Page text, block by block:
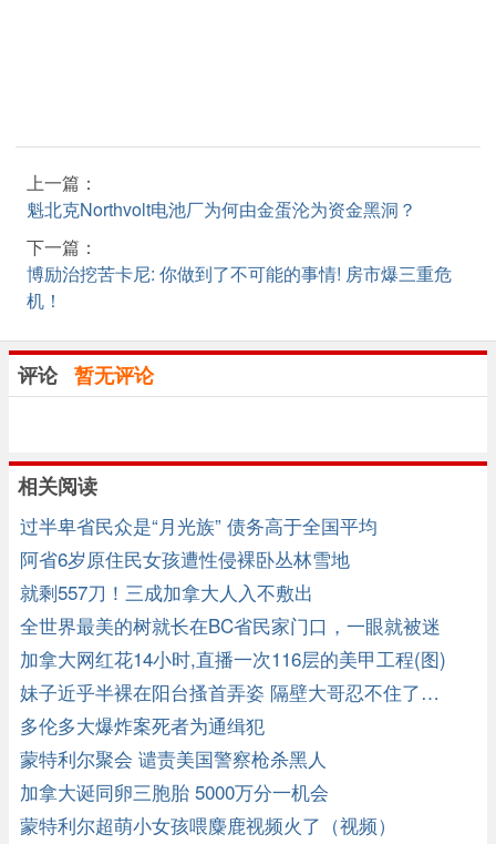
上一篇：
魁北克Northvolt电池厂为何由金蛋沦为资金黑洞？
下一篇：
博励治挖苦卡尼: 你做到了不可能的事情! 房市爆三重危
机！
评论 暂无评论
相关阅读
过半卑省民众是“月光族” 债务高于全国平均
阿省6岁原住民女孩遭性侵裸卧丛林雪地
就剩557刀！三成加拿大人入不敷出
全世界最美的树就长在BC省民家门口，一眼就被迷
住！
加拿大网红花14小时,直播一次116层的美甲工程(图)
妹子近乎半裸在阳台搔首弄姿 隔壁大哥忍不住了…
多伦多大爆炸案死者为通缉犯
蒙特利尔聚会 谴责美国警察枪杀黑人
加拿大诞同卵三胞胎 5000万分一机会
蒙特利尔超萌小女孩喂麋鹿视频火了（视频）